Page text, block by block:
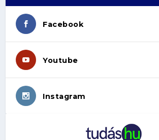
Facebook
Youtube
Instagram